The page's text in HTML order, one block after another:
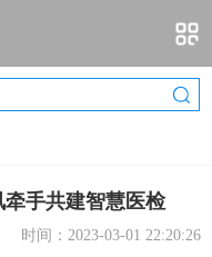
牵手共建智慧医检
时间：2023-03-01 22:20:26